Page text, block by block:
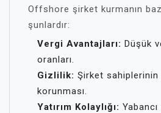
Offshore şirket kurmanın
şunlardır:
Vergi Avantajları: Düşük
oranları.
Gizlilik: Şirket sahiplerinin
korunması.
Yatırım Kolaylığı: Yabancı